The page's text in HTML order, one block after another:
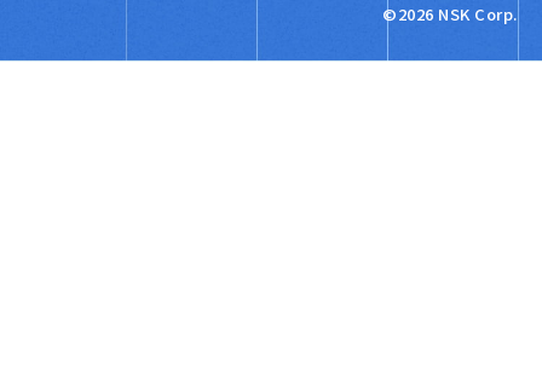
©2026 NSK Corp.